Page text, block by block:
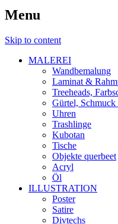
Menu
Skip to content
MALEREI
Wandbemalung
Laminat &
Treeheads,
Gürtel, Schmuck
Uhren
Trashlinge
Kubotan
Tische
Objekte querbeet
Acryl
Öl
ILLUSTRATION
Poster
Satire
Divtechs